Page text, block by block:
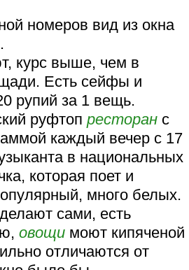
номеров вид из окна
.
курс выше, чем в
Есть сейфы и
рупий за 1 вещь.
руфтопресторан с
каждый вечер с 17
в национальных
которая поет и
много белых.
сами, есть
овощи моют кипяченой
отличаются от